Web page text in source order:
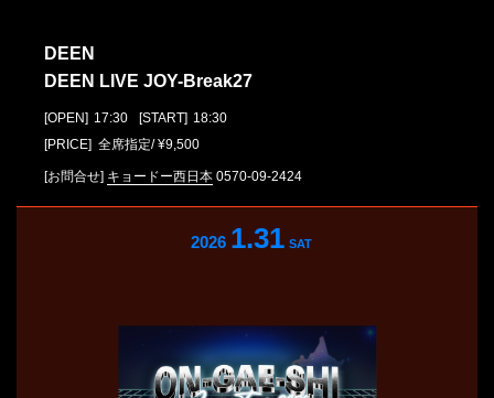
DEEN
DEEN LIVE JOY-Break27
[OPEN] 17:30 [START] 18:30
[PRICE] 全席指定/ ¥9,500
[お問合せ] キョードー西日本 0570-09-2424
2026 1.31 SAT